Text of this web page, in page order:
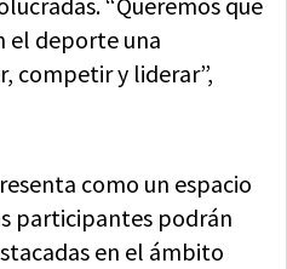
el deporte una
competir y liderar”,
como un espacio
participantes podrán
en el ámbito